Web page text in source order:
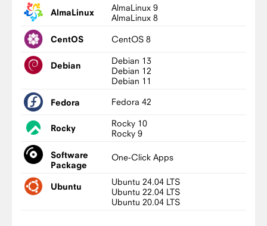
AlmaLinux
AlmaLinux 9
AlmaLinux 8
CentOS CentOS 8
Debian
Debian 13
Debian 12
Debian 11
Fedora Fedora 42
Rocky
Rocky 10
Rocky 9
Software
Package
One-Click Apps
Ubuntu
Ubuntu 24.04 LTS
Ubuntu 22.04 LTS
Ubuntu 20.04 LTS